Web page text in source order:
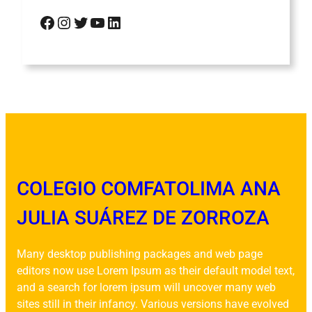
Facebook Instagram Twitter YouTube LinkedIn
COLEGIO COMFATOLIMA ANA
JULIA SUÁREZ DE ZORROZA
Many desktop publishing packages and web page
editors now use Lorem Ipsum as their default model text,
and a search for lorem ipsum will uncover many web
sites still in their infancy. Various versions have evolved